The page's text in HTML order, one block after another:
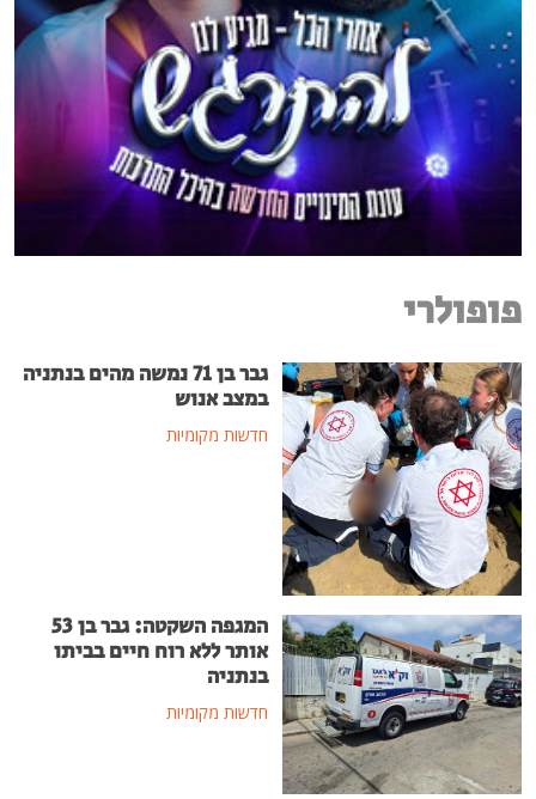
פופולרי
גבר בן 71 נמשה מהים בנתניה
במצב אנוש
חדשות מקומיות
המגפה השקטה: גבר בן 53
אותר ללא רוח חיים בביתו
בנתניה
חדשות מקומיות